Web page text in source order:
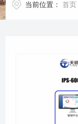
当前位置： 首页